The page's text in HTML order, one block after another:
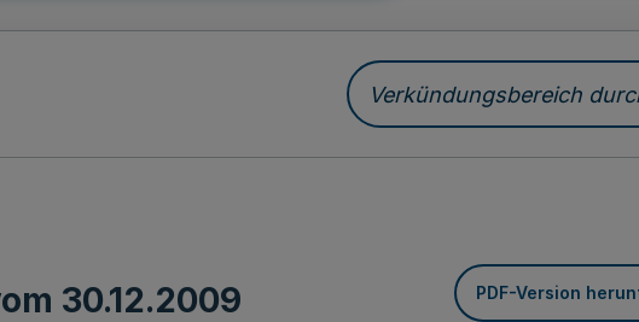
Verkündungsbereich
30.12.2009 PDF-Version